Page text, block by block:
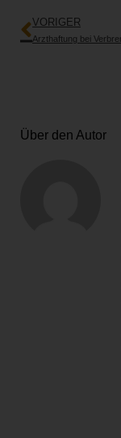
VORIGER
Über den Autor